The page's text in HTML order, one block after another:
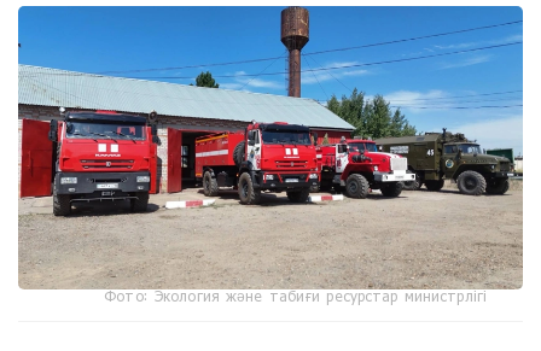
Фото: Экология және табиғи ресурстар министрлігі